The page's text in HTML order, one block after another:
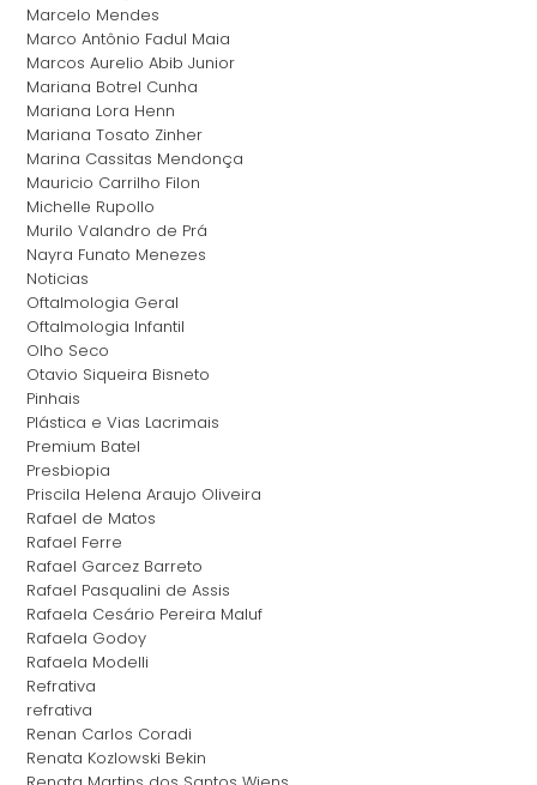
Marcelo Mendes
Marco Antônio Fadul Maia
Marcos Aurelio Abib Junior
Mariana Botrel Cunha
Mariana Lora Henn
Mariana Tosato Zinher
Marina Cassitas Mendonça
Mauricio Carrilho Filon
Michelle Rupollo
Murilo Valandro de Prá
Nayra Funato Menezes
Noticias
Oftalmologia Geral
Oftalmologia Infantil
Olho Seco
Otavio Siqueira Bisneto
Pinhais
Plástica e Vias Lacrimais
Premium Batel
Presbiopia
Priscila Helena Araujo Oliveira
Rafael de Matos
Rafael Ferre
Rafael Garcez Barreto
Rafael Pasqualini de Assis
Rafaela Cesário Pereira Maluf
Rafaela Godoy
Rafaela Modelli
Refrativa
refrativa
Renan Carlos Coradi
Renata Kozlowski Bekin